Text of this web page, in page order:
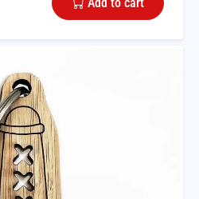
Add to cart